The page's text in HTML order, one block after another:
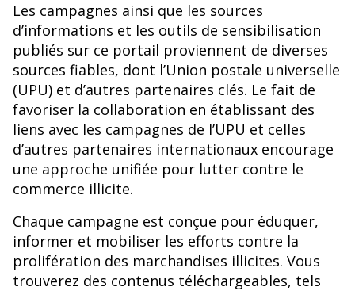
Les campagnes ainsi que les sources
d’informations et les outils de sensibilisation
publiés sur ce portail proviennent de diverses
sources fiables, dont l’Union postale universelle
(UPU) et d’autres partenaires clés. Le fait de
favoriser la collaboration en établissant des
liens avec les campagnes de l’UPU et celles
d’autres partenaires internationaux encourage
une approche unifiée pour lutter contre le
commerce illicite.
Chaque campagne est conçue pour éduquer,
informer et mobiliser les efforts contre la
prolifération des marchandises illicites. Vous
trouverez des contenus téléchargeables, tels